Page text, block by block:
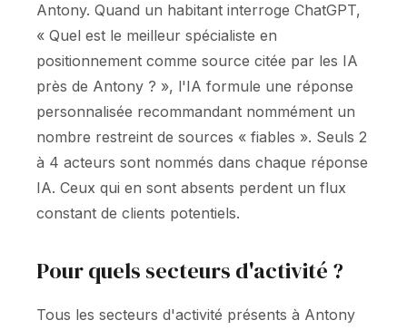
Antony. Quand un habitant interroge ChatGPT,
« Quel est le meilleur spécialiste en
positionnement comme source citée par les IA
près de Antony ? », l'IA formule une réponse
personnalisée recommandant nommément un
nombre restreint de sources « fiables ». Seuls 2
à 4 acteurs sont nommés dans chaque réponse
IA. Ceux qui en sont absents perdent un flux
constant de clients potentiels.
Pour quels secteurs d'activité ?
Tous les secteurs d'activité présents à Antony